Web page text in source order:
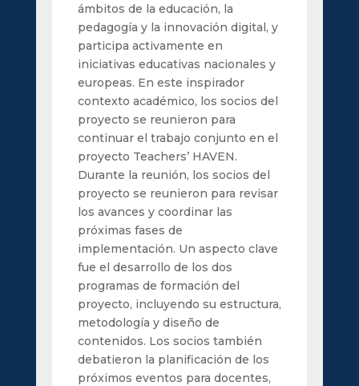
ámbitos de la educación, la
pedagogía y la innovación digital, y
participa activamente en
iniciativas educativas nacionales y
europeas. En este inspirador
contexto académico, los socios del
proyecto se reunieron para
continuar el trabajo conjunto en el
proyecto Teachers’ HAVEN.
Durante la reunión, los socios del
proyecto se reunieron para revisar
los avances y coordinar las
próximas fases de
implementación. Un aspecto clave
fue el desarrollo de los dos
programas de formación del
proyecto, incluyendo su estructura,
metodología y diseño de
contenidos. Los socios también
debatieron la planificación de los
próximos eventos para docentes,